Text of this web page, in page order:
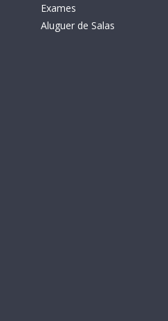
Exames
Aluguer de Salas